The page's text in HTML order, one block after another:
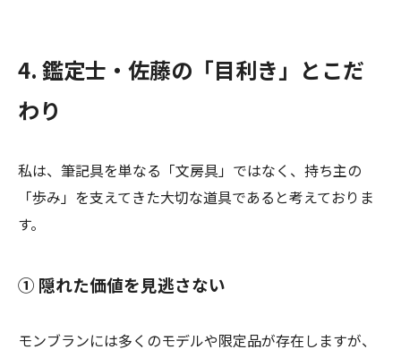
4. 鑑定士・佐藤の「目利き」とこだ
わり
私は、筆記具を単なる「文房具」ではなく、持ち主の
「歩み」を支えてきた大切な道具であると考えておりま
す。
① 隠れた価値を見逃さない
モンブランには多くのモデルや限定品が存在しますが、